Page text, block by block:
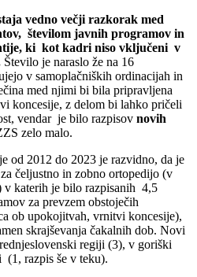
vedno večji razkorak med
številom javnih programov in
ki kot kadri niso vključeni v
Število je naraslo že na 16
v samoplačniških ordinacijah in
med njimi bi bila pripravljena
koncesije, z delom bi lahko pričeli
vendar je bilo razpisov novih
zelo malo.
od 2012 do 2023 je razvidno, da je
čeljustno in zobno ortopedijo (v
v katerih je bilo razpisanih 4,5
za prevzem obstoječih
ob upokojitvah, vrnitvi koncesije),
skrajševanja čakalnih dob. Novi
regiji (3), v goriški
razpis še v teku).